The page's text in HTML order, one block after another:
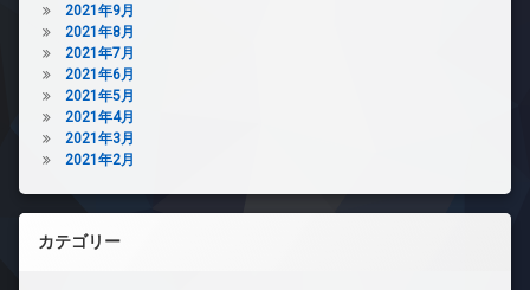
2021年9月
2021年8月
2021年7月
2021年6月
2021年5月
2021年4月
2021年3月
2021年2月
カテゴリー